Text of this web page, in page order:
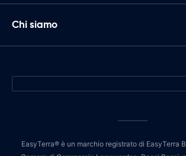
Chi siamo
EasyTerra® è un marchio registrato di EasyTerra